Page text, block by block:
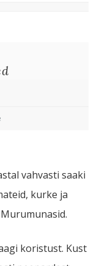
vahvasti saaki
kurke ja
koristust. Kust